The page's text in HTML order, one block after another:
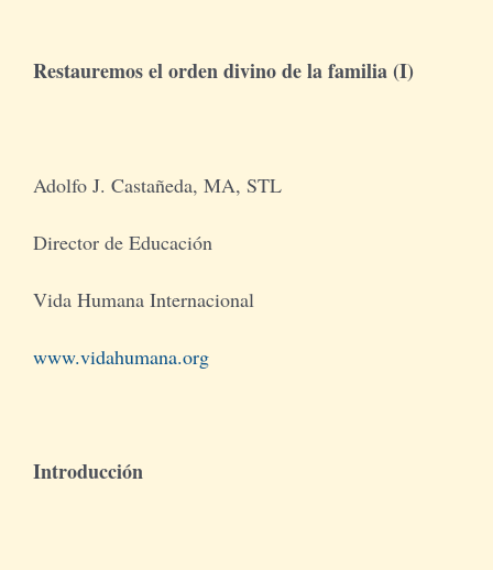
Tienda Virtual
Restauremos el orden divino de la familia (I)
Adolfo J. Castañeda, MA, STL
Director de Educación
Vida Humana Internacional
www.vidahumana.org
Introducción